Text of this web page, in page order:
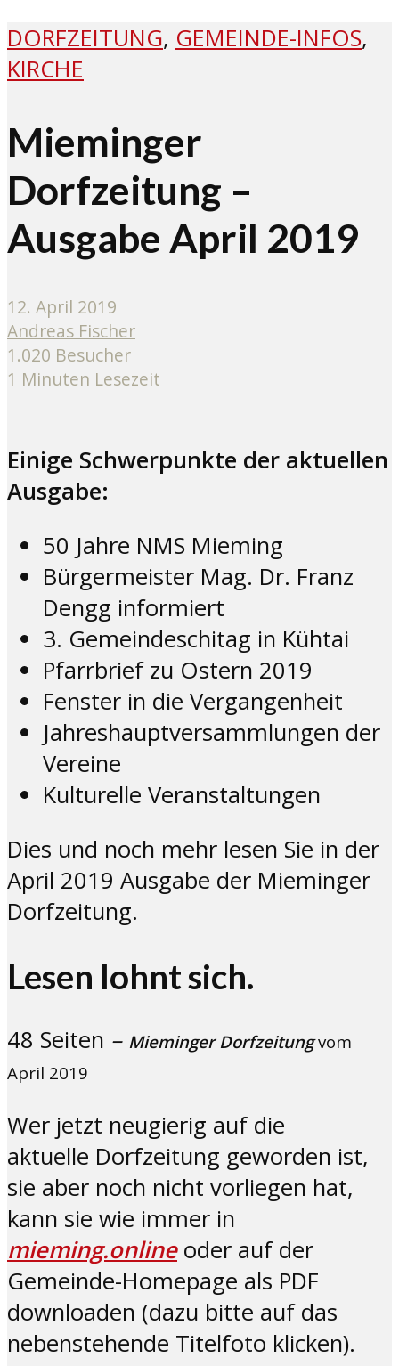
DORFZEITUNG, GEMEINDE-INFOS,
KIRCHE
Mieminger
Dorfzeitung –
Ausgabe April 2019
12. April 2019
Andreas Fischer
1.020 Besucher
1 Minuten Lesezeit
Einige Schwerpunkte der aktuellen
Ausgabe:
50 Jahre NMS Mieming
Bürgermeister Mag. Dr. Franz
Dengg informiert
3. Gemeindeschitag in Kühtai
Pfarrbrief zu Ostern 2019
Fenster in die Vergangenheit
Jahreshauptversammlungen der
Vereine
Kulturelle Veranstaltungen
Dies und noch mehr lesen Sie in der
April 2019 Ausgabe der Mieminger
Dorfzeitung.
Lesen lohnt sich.
48 Seiten – Mieminger Dorfzeitungvom
April 2019
Wer jetzt neugierig auf die
aktuelle Dorfzeitung geworden ist,
sie aber noch nicht vorliegen hat,
kann sie wie immer in
mieming.onlineoder auf der
Gemeinde-Homepage als PDF
downloaden (dazu bitte auf das
nebenstehende Titelfoto klicken).